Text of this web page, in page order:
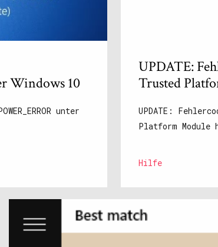
Windows 10
unter
UPDATE:
Trusted
UPDATE:
Platform
Hilfe